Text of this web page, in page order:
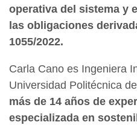
operativa del sistema y
las obligaciones
1055/2022.
Carla Cano es Ingeniera
Universidad Politécnica
más de 14 años de
especializada en